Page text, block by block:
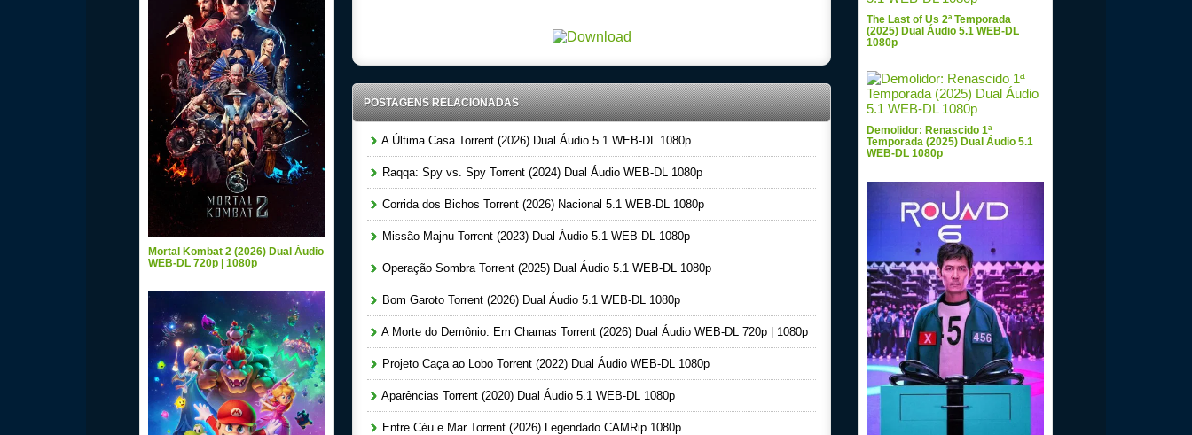
POSTAGENS RELACIONADAS
A Última Casa Torrent (2026) Dual Áudio 5.1 WEB-DL 1080p
Raqqa: Spy vs. Spy Torrent (2024) Dual Áudio WEB-DL 1080p
Corrida dos Bichos Torrent (2026) Nacional 5.1 WEB-DL 1080p
Missão Majnu Torrent (2023) Dual Áudio 5.1 WEB-DL 1080p
Operação Sombra Torrent (2025) Dual Áudio 5.1 WEB-DL 1080p
Bom Garoto Torrent (2026) Dual Áudio 5.1 WEB-DL 1080p
A Morte do Demônio: Em Chamas Torrent (2026) Dual Áudio WEB-DL 720p | 1080p
Projeto Caça ao Lobo Torrent (2022) Dual Áudio WEB-DL 1080p
Aparências Torrent (2020) Dual Áudio 5.1 WEB-DL 1080p
Entre Céu e Mar Torrent (2026) Legendado CAMRip 1080p
Mortal Kombat 2 (2026) Dual Áudio
WEB-DL 720p | 1080p
The Last of Us 2ª Temporada
(2025) Dual Áudio 5.1 WEB-DL
1080p
Demolidor: Renascido 1ª
Temporada (2025) Dual Áudio 5.1
WEB-DL 1080p